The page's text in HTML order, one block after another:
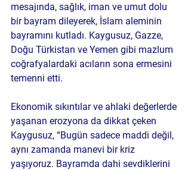
mesajında, sağlık, iman ve umut dolu
bir bayram dileyerek, İslam aleminin
bayramını kutladı. Kaygusuz, Gazze,
Doğu Türkistan ve Yemen gibi mazlum
coğrafyalardaki acıların sona ermesini
temenni etti.
Ekonomik sıkıntılar ve ahlaki değerlerde
yaşanan erozyona da dikkat çeken
Kaygusuz, “Bugün sadece maddi değil,
aynı zamanda manevi bir kriz
yaşıyoruz. Bayramda dahi sevdiklerini